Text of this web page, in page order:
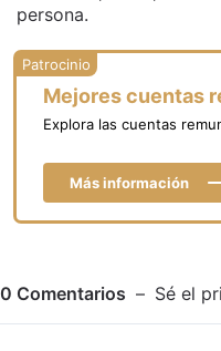
persona.
Mejores cuentas
Explora las cuentas
Más información
0 Comentarios Sé el